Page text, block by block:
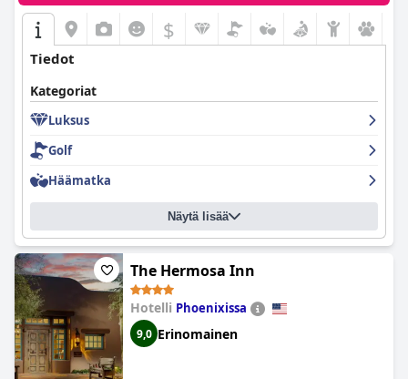
$
Tiedot
Kategoriat
Luksus
Golf
Häämatka
Näytä lisää
The Hermosa Inn
Hotelli Phoenixissa
9,0 Erinomainen